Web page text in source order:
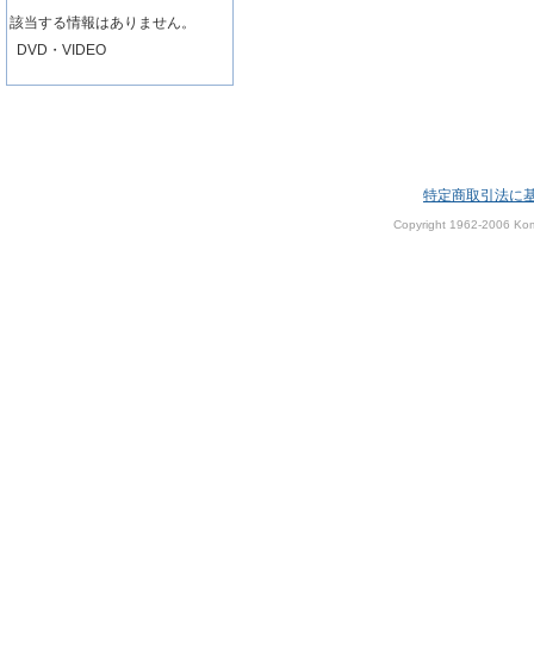
該当する情報はありません。
DVD・VIDEO
特定商取引法に
Copyright 1962-2006